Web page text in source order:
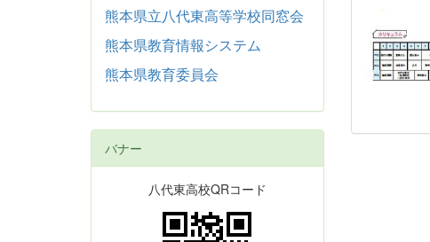
熊本県立八代東高等学校同窓会
熊本県教育情報システム
熊本県教育委員会
バナー
八代東高校QRコード